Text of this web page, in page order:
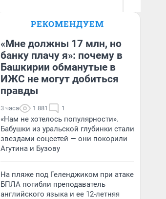
Надежда Губарь
РЕКОМЕНДУЕМ
«Мне должны 17 млн, но
банку плачу я»: почему в
Башкирии обманутые в
ИЖС не могут добиться
правды
3 часа 1 881 1
«Нам не хотелось популярности».
Бабушки из уральской глубинки стали
звездами соцсетей — они покорили
Агутина и Бузову
На пляже под Геленджиком при атаке
БПЛА погибли преподаватель
английского языка и ее 12-летняя